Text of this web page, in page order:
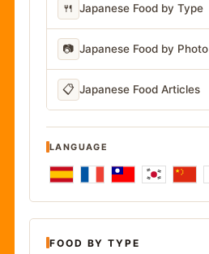
🍴 Japanese Food by Type
📷 Japanese Food by Photo
📋 Japanese Food Articles
LANGUAGE
FOOD BY TYPE